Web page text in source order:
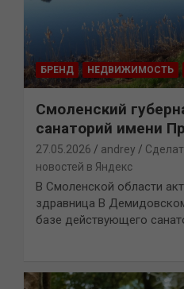
БРЕНД НЕДВИЖИМОСТЬ
Смоленский
санаторий имени
27.05.2026 andrey
новостей в Яндекс
В Смоленской области
здравница В
базе действующего